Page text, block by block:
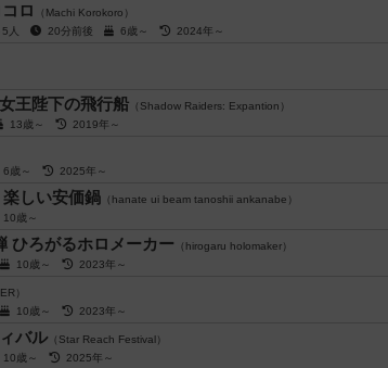
ロ
（Machi Korokoro）
5人
20分前後 6歳～ 2024年～
王陛下の飛行船 （Shadow Raiders: Expantion）
13歳～ 2019年～
6歳～ 2025年～
しい安価鍋 （hanate ui beam tanoshii ankanabe）
10歳～
ひろがるホロメーカー （hirogaru holomaker）
10歳～ 2023年～
）
10歳～ 2023年～
バル （Star Reach Festival）
10歳～ 2025年～